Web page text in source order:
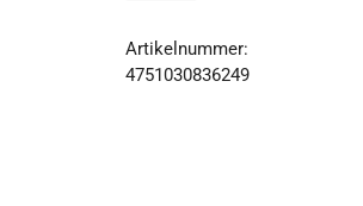
Artikelnummer:
4751030836249